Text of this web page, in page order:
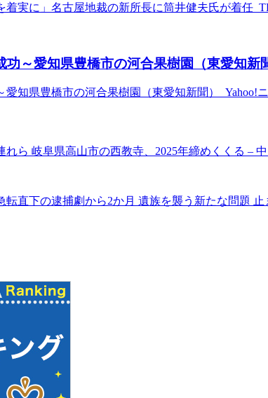
着実に」名古屋地裁の新所長に筒井健夫氏が着任
功～愛知県豊橋市の河合果樹園（東愛知新
愛知県豊橋市の河合果樹園（東愛知新聞） Yahoo!
ら 岐阜県高山市の西教寺、2025年締めくくる –
転直下の逮捕劇から2か月 遺族を襲う新たな問題